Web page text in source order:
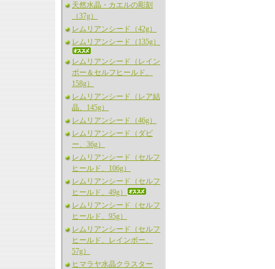
天然水晶・カエルの彫刻
（37g）
レムリアンシード（42g）
レムリアンシード（135g）
レムリアンシード（レイン
ボー＆セルフヒールド、
158g）
レムリアンシード（レア結
晶、145g）
レムリアンシード（46g）
レムリアンシード（ダビ
ー、36g）
レムリアンシード（セルフ
ヒールド、106g）
レムリアンシード（セルフ
ヒールド、49g）
レムリアンシード（セルフ
ヒールド、95g）
レムリアンシード（セルフ
ヒールド、レインボー、
57g）
ヒマラヤ水晶クラスター